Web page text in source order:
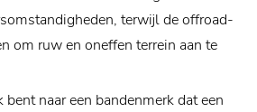
terwijl de offroad-
om ruw en oneffen terrein aan te
naar een bandenmerk dat een